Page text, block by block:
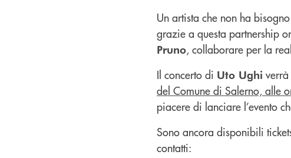
Un artista che non ha
grazie a questa partnership
Pruno, collaborare per la
Il concerto di Uto Ughi
del Comune di Salerno, alle
piacere di lanciare l’evento
Sono ancora disponibili
contatti: